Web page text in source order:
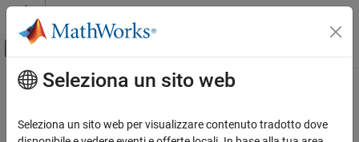
Vai al contenuto
Attiva/disattiva menu di navigazione
Pagina iniziale della documentazione
Contenuto principale
Seleziona un sito web
Seleziona un sito web per visualizzare contenuto tradotto dove